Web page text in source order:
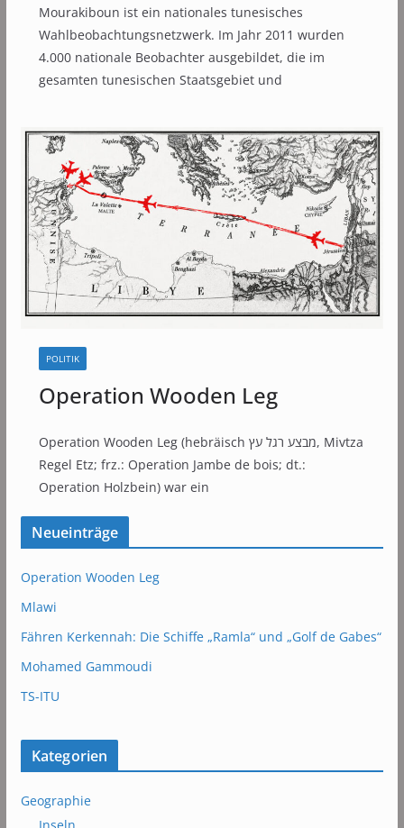
Mourakiboun ist ein nationales tunesisches
Wahlbeobachtungsnetzwerk. Im Jahr 2011 wurden
4.000 nationale Beobachter ausgebildet, die im
gesamten tunesischen Staatsgebiet und
POLITIK
Operation Wooden Leg
Operation Wooden Leg (hebräisch מבצע רגל עץ, Mivtza
Regel Etz; frz.: Operation Jambe de bois; dt.:
Operation Holzbein) war ein
Neueinträge
Operation Wooden Leg
Mlawi
Fähren Kerkennah: Die Schiffe „Ramla“ und „Golf de Gabes“
Mohamed Gammoudi
TS-ITU
Kategorien
Geographie